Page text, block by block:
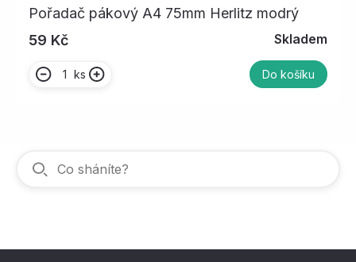
Pořadač pákový A4 75mm Herlitz modrý
59 Kč
Skladem
ks Do košíku